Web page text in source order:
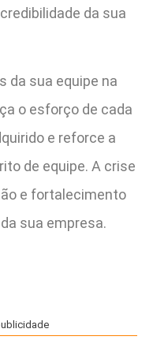
da sua
da sua equipe na
o esforço de cada
e reforce a
de equipe. A crise
e fortalecimento
sua empresa.